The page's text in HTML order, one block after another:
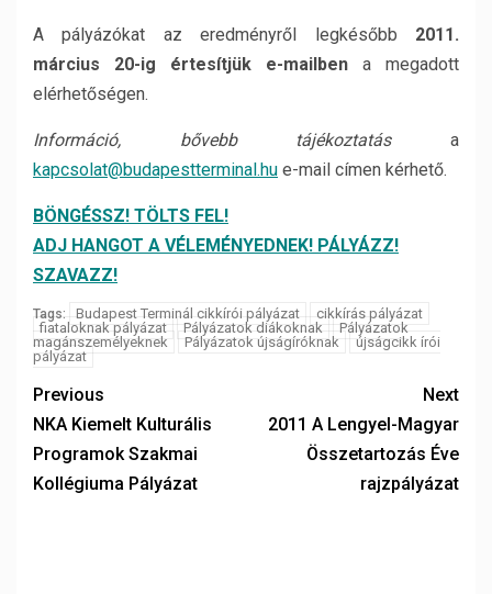
A pályázókat az eredményről legkésőbb 2011.
március 20-ig értesítjük e-mailben a megadott
elérhetőségen.
Információ, bővebb tájékoztatása
kapcsolat@budapestterminal.hu e-mail címen kérhető.
BÖNGÉSSZ! TÖLTS FEL!
ADJ HANGOT A VÉLEMÉNYEDNEK! PÁLYÁZZ!
SZAVAZZ!
Tags: Budapest Terminál cikkírói pályázat
cikkírás pályázat
fiataloknak pályázat
Pályázatok diákoknak
Pályázatok
magánszemélyeknek
Pályázatok újságíróknak
újságcikk írói
pályázat
Previous
NKA Kiemelt Kulturális
Programok Szakmai
Kollégiuma Pályázat
Next
2011 A Lengyel-Magyar
Összetartozás Éve
rajzpályázat